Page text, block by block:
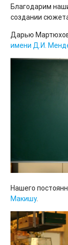
Благодарим
создании
Дарью
имени Д.И.
Нашего
Макишу.